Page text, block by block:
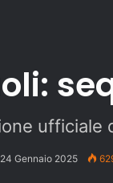
ufficiale
24 Gennaio 2025